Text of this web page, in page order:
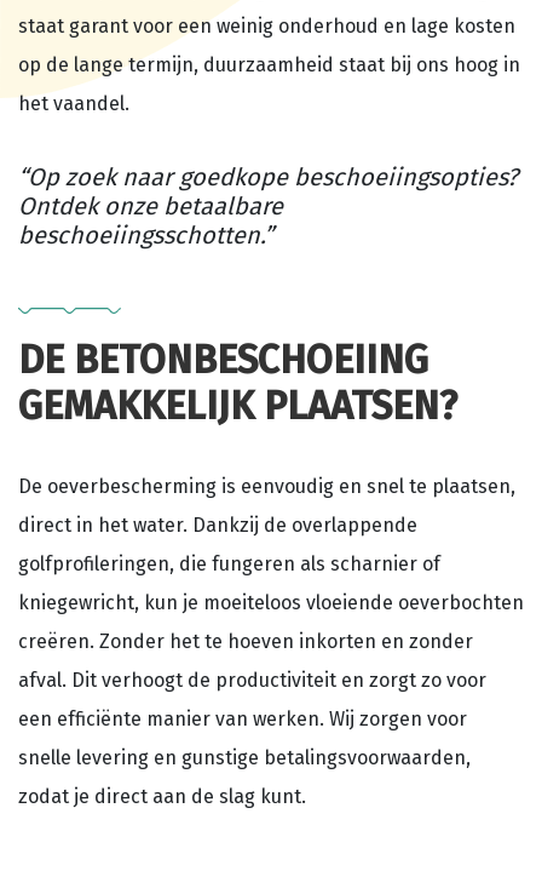
staat garant voor een weinig onderhoud en lage kosten
op de lange termijn, duurzaamheid staat bij ons hoog in
het vaandel.
“Op zoek naar goedkope beschoeiingsopties?
Ontdek onze betaalbare
beschoeiingsschotten.”
DE BETONBESCHOEIING
GEMAKKELIJK PLAATSEN?
De oeverbescherming is eenvoudig en snel te plaatsen,
direct in het water. Dankzij de overlappende
golfprofileringen, die fungeren als scharnier of
kniegewricht, kun je moeiteloos vloeiende oeverbochten
creëren. Zonder het te hoeven inkorten en zonder
afval. Dit verhoogt de productiviteit en zorgt zo voor
een efficiënte manier van werken. Wij zorgen voor
snelle levering en gunstige betalingsvoorwaarden,
zodat je direct aan de slag kunt.